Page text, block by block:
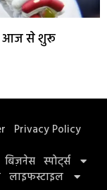
आज से शुरू
Privacy Policy
बिज़नेस स्पोर्ट्स
लाइफस्टाइल